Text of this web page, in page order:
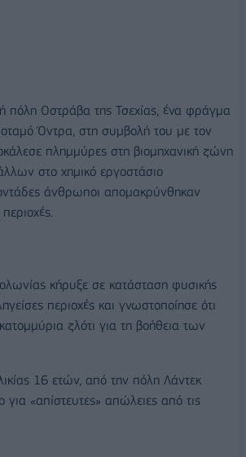
πόλη Οστράβα της Τσεχίας, ένα φράγμα
Όντρα, στη συμβολή του με τον
πλημμύρες στη βιομηχανική ζώνη
στο χημικό εργοστάσιο
άνθρωποι απομακρύνθηκαν
κήρυξε σε κατάσταση φυσικής
περιοχές και γνωστοποίησε ότι
ζλότι για τη βοήθεια των
16 ετών, από την πόλη Λάντεκ
για «απίστευτες» απώλειες από τις